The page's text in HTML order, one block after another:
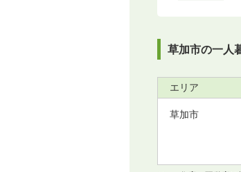
草加市の一人
エリア
草加市